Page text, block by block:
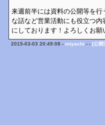
来週前半には資料の公開等を
な話など営業活動にも役立つ
にしております！よろしくお願
2015-03-03 20:49:08 - miyachi - - [公開